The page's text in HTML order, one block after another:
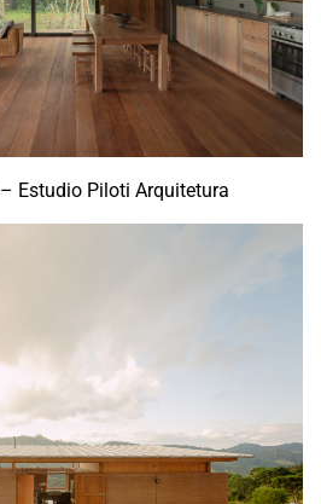
– Estudio Piloti Arquitetura